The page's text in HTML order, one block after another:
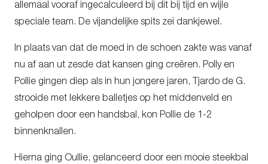
allemaal vooraf ingecalculeerd bij dit bij tijd en wijle
speciale team. De vijandelijke spits zei dankjewel.
In plaats van dat de moed in de schoen zakte was vanaf
nu af aan ut zesde dat kansen ging creëren. Polly en
Pollie gingen diep als in hun jongere jaren, Tjardo de G.
strooide met lekkere balletjes op het middenveld en
geholpen door een handsbal, kon Pollie de 1-2
binnenknallen.
Hierna ging Oullie, gelanceerd door een mooie steekbal